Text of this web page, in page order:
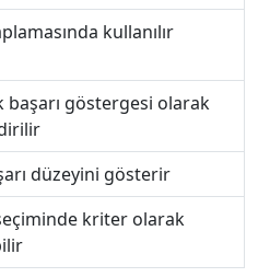
kullanılır
başarı göstergesi olarak
düzeyini gösterir
kriter olarak